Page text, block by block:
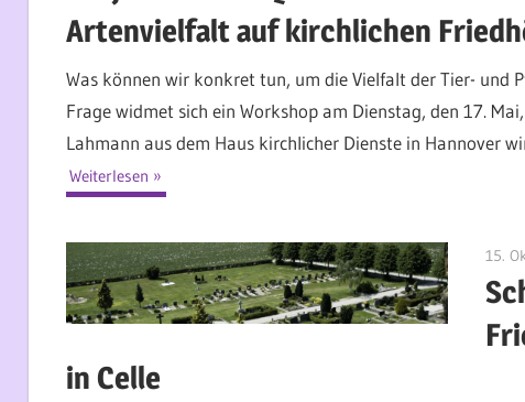
Artenvielfalt auf kirchlichen
Was können wir konkret tun, um die Vielfalt der Tier- und
Frage widmet sich ein Workshop am Dienstag, den 17.
Lahmann aus dem Haus kirchlicher Dienste in Hannover
Weiterlesen
15.
in Celle